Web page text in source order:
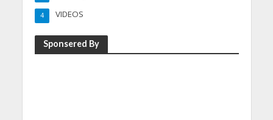
VIDEOS
4
Sponsered By